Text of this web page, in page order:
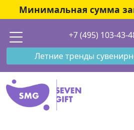
Минимальная сумма
+7 (495) 103-43-
Летние тренды